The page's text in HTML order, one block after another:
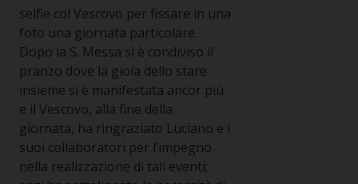
selfie col Vescovo per fissare in una
foto una giornata particolare.
Dopo la S. Messa si è condiviso il
pranzo dove la gioia dello stare
insieme si è manifestata ancor più
e il Vescovo, alla fine della
giornata, ha ringraziato Luciano e i
suoi collaboratori per l’impegno
nella realizzazione di tali eventi;